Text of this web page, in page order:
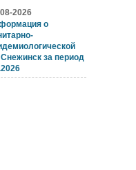
2026
о
за период